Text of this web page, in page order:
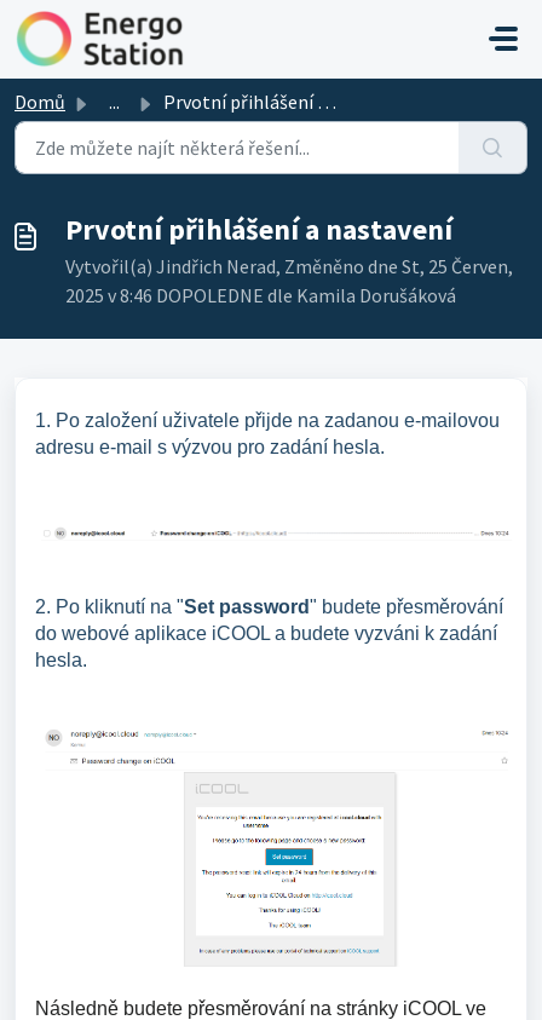
Přeskočit na hlavní obsah
Domů ... Prvotní přihlášení a nastavení
Prvotní přihlášení a nastavení
Vytvořil(a) Jindřich Nerad, Změněno dne St, 25 Červen,
2025 v 8:46 DOPOLEDNE dle Kamila Dorušáková
1. Po založení uživatele přijde na zadanou e-mailovou
adresu e-mail s výzvou pro zadání hesla.
2. Po kliknutí na "Set password" budete přesměrování
do webové aplikace iCOOL a budete vyzváni k zadání
hesla.
Následně budete přesměrování na stránky iCOOL ve